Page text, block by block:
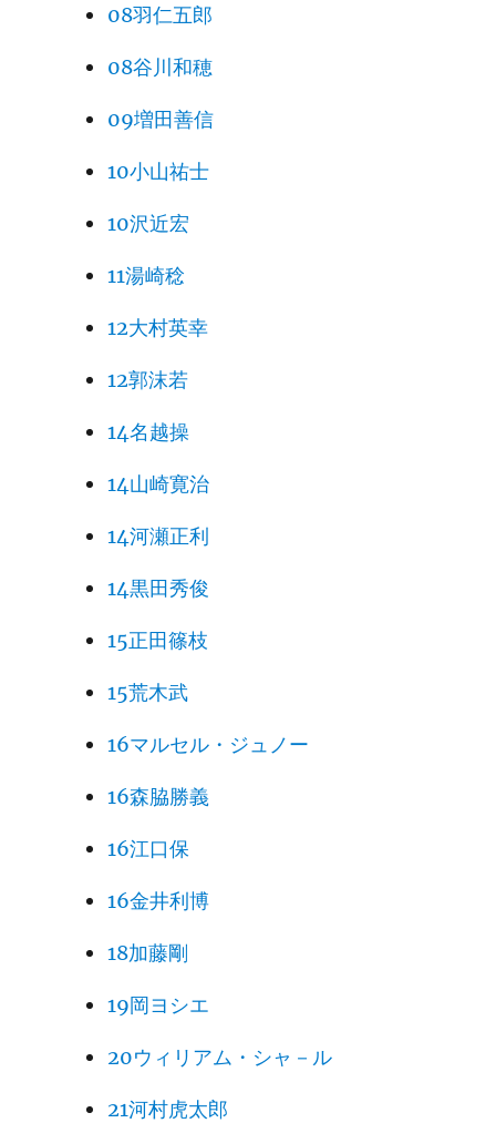
08羽仁五郎
08谷川和穂
09増田善信
10小山祐士
10沢近宏
11湯崎稔
12大村英幸
12郭沫若
14名越操
14山崎寛治
14河瀬正利
14黒田秀俊
15正田篠枝
15荒木武
16マルセル・ジュノー
16森脇勝義
16江口保
16金井利博
18加藤剛
19岡ヨシエ
20ウィリアム・シャ－ル
21河村虎太郎